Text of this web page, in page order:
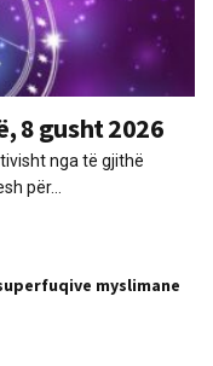
8 gusht 2026
nga të gjithë
për...
myslimane